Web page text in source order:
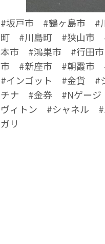
#坂戸市 #鶴ヶ島市 #
町 #川島町 #狭山市
本市 #鴻巣市 #行田
市 #新座市 #朝霞市
#インゴット #金貨 #
チナ #金券 #Nゲー
ヴィトン #シャネル
ガリ